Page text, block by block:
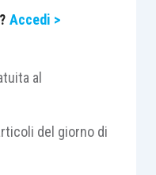
fiduciario.
Accedi >
al
del giorno di